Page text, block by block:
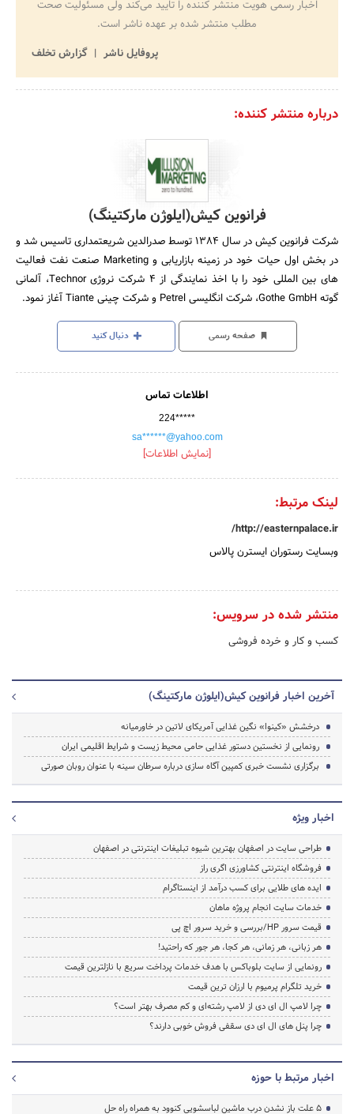
اخبار رسمی هویت منتشر کننده را تایید می‌کند ولی مسئولیت صحت
مطلب منتشر شده بر عهده ناشر است.
پروفایل ناشر
گزارش تخلف
درباره منتشر کننده:
فرانوین کیش(ایلوژن مارکتینگ)
شرکت فرانوین کیش در سال 1384 توسط صدرالدین شریعتمداری تاسیس شد و
در بخش اول حیات خود در زمینه بازاریابی و Marketing صنعت نفت فعالیت
های بین المللی خود را با اخذ نمایندگی از 4 شرکت نروژی Technor، آلمانی
گوته Gothe GmbH، شرکت انگلیسی Petrel و شرکت چینی Tiante آغاز نمود.
صفحه رسمی دنبال کنید
اطلاعات تماس
224*****
sa******@yahoo.com
[نمایش اطلاعات]
لینک مرتبط:
http://easternpalace.ir/
وبسایت رستوران ایسترن پالاس
منتشر شده در سرویس:
کسب و کار و خرده فروشی
آخرین اخبار فرانوین کیش(ایلوژن مارکتینگ)
درخشش «کینوا» نگین غذایی آمریکای لاتین در خاورمیانه
رونمایی از نخستین دستور غذایی حامی محیط زیست و شرایط اقلیمی ایران
برگزاری نشست خبری کمپین آگاه سازی درباره سرطان سینه با عنوان روبان صورتی
اخبار ویژه
طراحی سایت در اصفهان بهترین شیوه تبلیغات اینترنتی در اصفهان
فروشگاه اینترنتی کشاورزی اگری راز
ایده های طلایی برای کسب درآمد از اینستاگرام
خدمات سایت انجام پروژه ماهان
قیمت سرور HP/بررسی و خرید سرور اچ پی
هر زبانی، هر زمانی، هر کجا، هر جور که راحتید!
رونمایی از سایت بلوباکس با هدف خدمات پرداخت سریع با نازلترین قیمت
خرید تلگرام پرمیوم با ارزان ترین قیمت
چرا لامپ ال ای دی از لامپ رشته‌ای و کم مصرف بهتر است؟
چرا پنل های ال ای دی سقفی فروش خوبی دارند؟
اخبار مرتبط با حوزه
5 علت باز نشدن درب ماشین لباسشویی کنوود به همراه راه حل